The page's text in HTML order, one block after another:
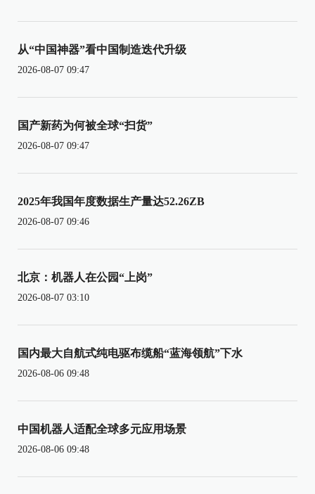
从“中国神器”看中国制造迭代升级
2026-08-07 09:47
国产新药为何被全球“扫货”
2026-08-07 09:47
2025年我国年度数据生产量达52.26ZB
2026-08-07 09:46
北京：机器人在公园“上岗”
2026-08-07 03:10
国内最大自航式纯电驱布缆船“蓝海领航”下水
2026-08-06 09:48
中国机器人适配全球多元应用场景
2026-08-06 09:48